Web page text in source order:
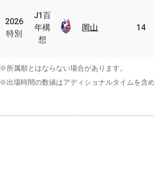
2026
特別
百
年
岡山 14
2026
特別
J1百
年構
想
岡山
※所属順とはならない場合があります。
※出場時間の数値はアディショナルタイムを含